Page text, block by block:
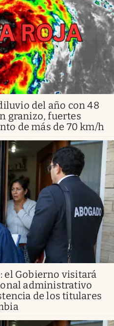
del año con 48
granizo, fuertes
de más de 70 km/h
el Gobierno visitará
administrativo
de los titulares